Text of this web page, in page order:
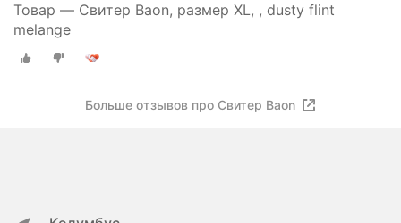
Товар — Свитер Baon, размер XL, , dusty flint
melange
Больше отзывов про Свитер Baon